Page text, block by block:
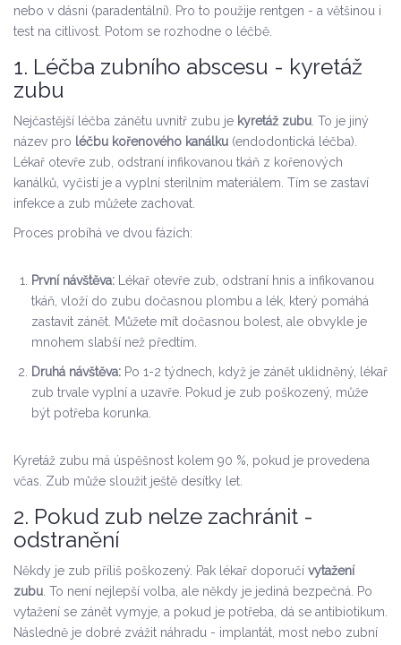
nebo v dásni (paradentální). Pro to použije rentgen - a většinou i
test na citlivost. Potom se rozhodne o léčbě.
1. Léčba zubního abscesu - kyretáž
zubu
Nejčastější léčba zánětu uvnitř zubu je kyretáž zubu . To je jiný
název pro léčbu kořenového kanálku (endodontická léčba).
Lékař otevře zub, odstraní infikovanou tkáň z kořenových
kanálků, vyčistí je a vyplní sterilním materiálem. Tím se zastaví
infekce a zub můžete zachovat.
Proces probíhá ve dvou fázích:
První návštěva: Lékař otevře zub, odstraní hnis a infikovanou
tkáň, vloží do zubu dočasnou plombu a lék, který pomáhá
zastavit zánět. Můžete mít dočasnou bolest, ale obvykle je
mnohem slabší než předtím.
Druhá návštěva: Po 1-2 týdnech, když je zánět uklidněný, lékař
zub trvale vyplní a uzavře. Pokud je zub poškozený, může
být potřeba korunka.
Kyretáž zubu má úspěšnost kolem 90 %, pokud je provedena
včas. Zub může sloužit ještě desítky let.
2. Pokud zub nelze zachránit -
odstranění
Někdy je zub příliš poškozený. Pak lékař doporučí vytažení
zubu . To není nejlepší volba, ale někdy je jediná bezpečná. Po
vytažení se zánět vymyje, a pokud je potřeba, dá se antibiotikum.
Následně je dobré zvážit náhradu - implantát, most nebo zubní